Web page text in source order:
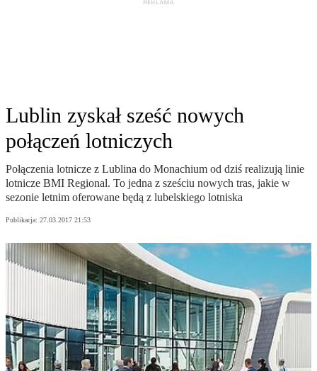
Lublin zyskał sześć nowych
połączeń lotniczych
Połączenia lotnicze z Lublina do Monachium od dziś realizują linie
lotnicze BMI Regional. To jedna z sześciu nowych tras, jakie w
sezonie letnim oferowane będą z lubelskiego lotniska
Publikacja: 27.03.2017 21:53